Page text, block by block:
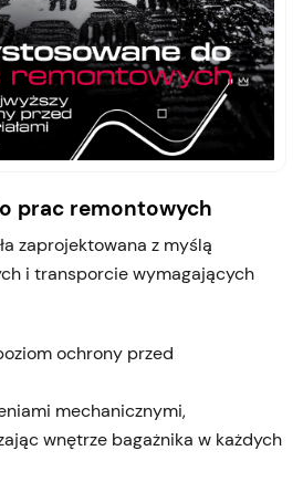
prac remontowych
zaprojektowana z myślą
i transporcie wymagających
ochrony przed
mechanicznymi,
wnętrze bagażnika w każdych